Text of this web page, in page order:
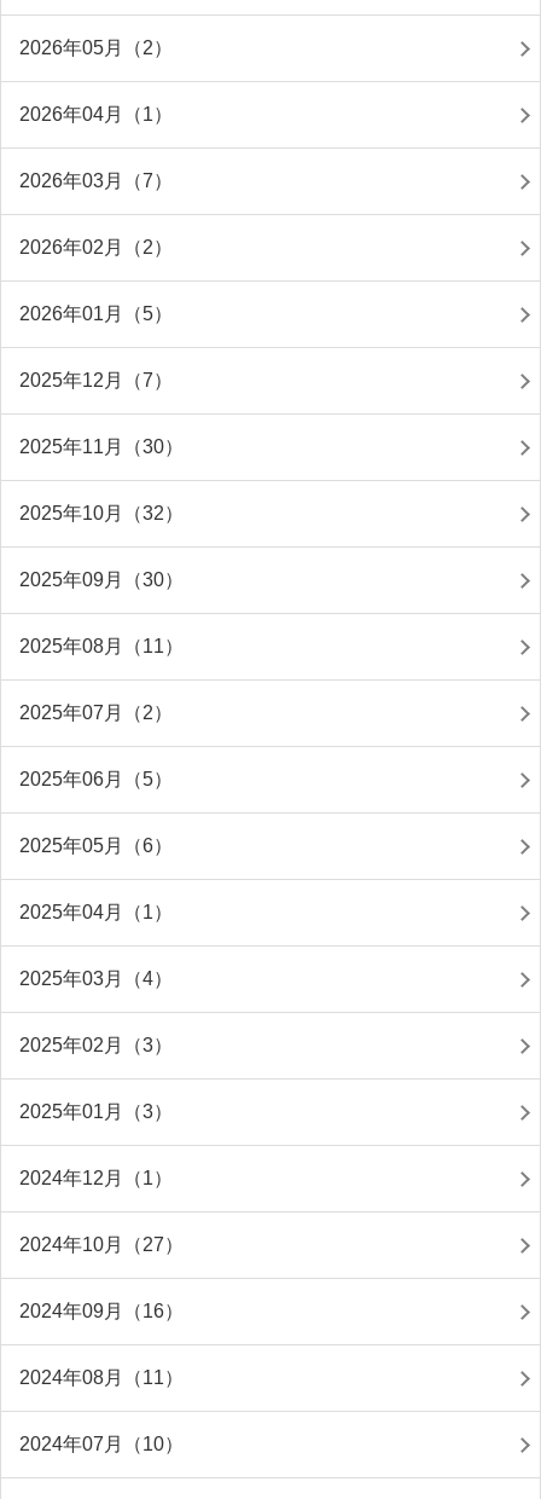
2026年05月（2）
2026年04月（1）
2026年03月（7）
2026年02月（2）
2026年01月（5）
2025年12月（7）
2025年11月（30）
2025年10月（32）
2025年09月（30）
2025年08月（11）
2025年07月（2）
2025年06月（5）
2025年05月（6）
2025年04月（1）
2025年03月（4）
2025年02月（3）
2025年01月（3）
2024年12月（1）
2024年10月（27）
2024年09月（16）
2024年08月（11）
2024年07月（10）